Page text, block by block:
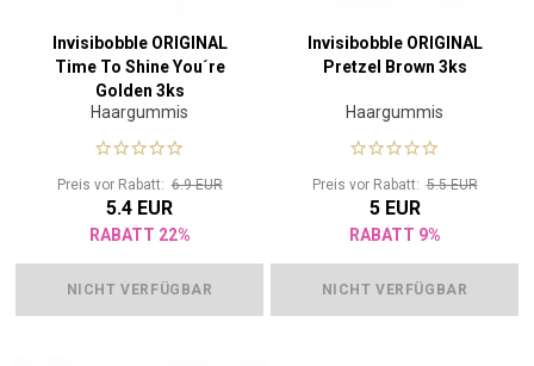
Invisibobble ORIGINAL
Time To Shine You´re
Golden 3ks
Haargummis
Preis vor Rabatt:6.9 EUR
5.4 EUR
RABATT 22%
NICHT VERFÜGBAR
Invisibobble ORIGINAL
Pretzel Brown 3ks
Haargummis
Preis vor Rabatt:5.5 EUR
5 EUR
RABATT 9%
NICHT VERFÜGBAR